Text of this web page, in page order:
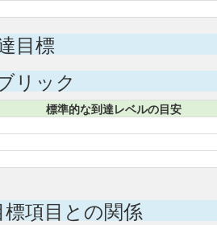
目標
リック
標準的な到達レベルの目安
項目との関係